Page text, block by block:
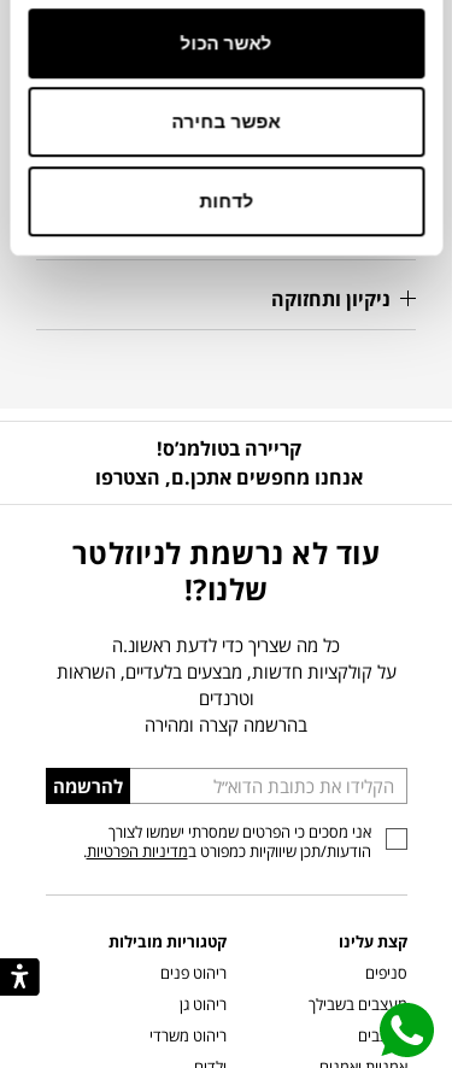
לאשר הכול
אפשר בחירה
לדחות
מידע על חומרים
מק"ט
פרטים נוספים
ניקיון ותחזוקה
קריירה בטולמנ’ס!
אנחנו מחפשים אתכן.ם, הצטרפו
עוד לא נרשמת לניוזלטר
שלנו?!
כל מה שצריך כדי לדעת ראשונ.ה
על קולקציות חדשות, מבצעים בלעדיים, השראות
וטרנדים
בהרשמה קצרה ומהירה
הכניסו
כתובת
דוא”ל
להרשמה
אני מסכים כי הפרטים שמסרתי ישמשו לצורך
הודעות/תכן שיווקיות כמפורט במדיניות הפרטיות.
קצת עלינו
סניפים
מעצבים בשבילך
מעצבים
קטגוריות מובילות
ריהוט פנים
ריהוט גן
ריהוט משרדי